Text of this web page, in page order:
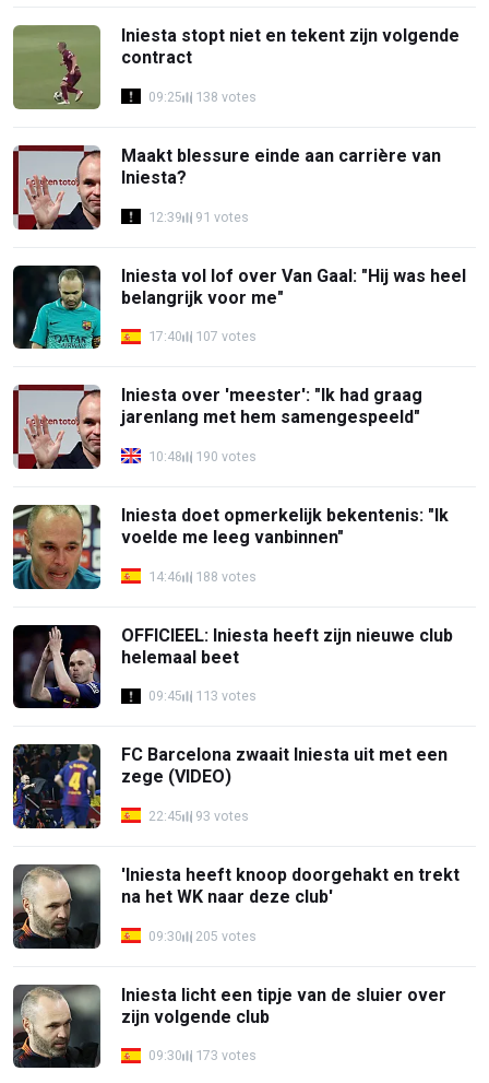
Iniesta stopt niet en tekent zijn volgende
contract
09:25 138 votes
Maakt blessure einde aan carrière van
Iniesta?
12:39 91 votes
Iniesta vol lof over Van Gaal: "Hij was heel
belangrijk voor me"
17:40 107 votes
Iniesta over 'meester': "Ik had graag
jarenlang met hem samengespeeld"
10:48 190 votes
Iniesta doet opmerkelijk bekentenis: "Ik
voelde me leeg vanbinnen"
14:46 188 votes
OFFICIEEL: Iniesta heeft zijn nieuwe club
helemaal beet
09:45 113 votes
FC Barcelona zwaait Iniesta uit met een
zege (VIDEO)
22:45 93 votes
'Iniesta heeft knoop doorgehakt en trekt
na het WK naar deze club'
09:30 205 votes
Iniesta licht een tipje van de sluier over
zijn volgende club
09:30 173 votes